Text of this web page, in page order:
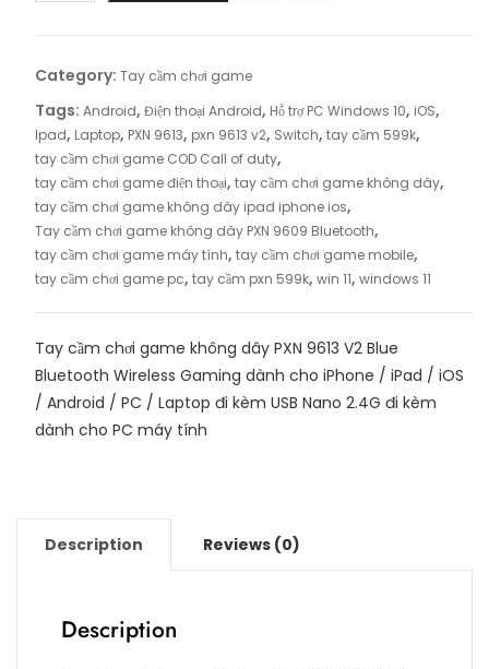
game
PXN
V2
Bluetooth
kèm
USB
2.4G
-
Màu
iPhone
/
iPad
/
Android
/PS3
Category: Tay cầm chơi game
Tags: Android, Điện thoại Android, Hỗ trợ PC Windows 10, iOS,
Ipad, Laptop, PXN 9613, pxn 9613 v2, Switch, tay cầm 599k,
tay cầm chơi game COD Call of duty,
tay cầm chơi game điện thoại, tay cầm chơi game không dây,
tay cầm chơi game không dây ipad iphone ios,
Tay cầm chơi game không dây PXN 9609 Bluetooth,
tay cầm chơi game máy tính, tay cầm chơi game mobile,
tay cầm chơi game pc, tay cầm pxn 599k, win 11, windows 11
Tay cầm chơi game không dây PXN 9613 V2 Blue
Bluetooth Wireless Gaming dành cho iPhone / iPad / iOS
/ Android / PC / Laptop đi kèm USB Nano 2.4G đi kèm
dành cho PC máy tính
Description Reviews (0)
Description